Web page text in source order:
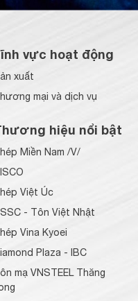
vực hoạt động
xuất
mại và dịch vụ
hiệu nổi bật
Miền Nam /V/
Việt Úc
- Tôn Việt Nhật
Vina Kyoei
Plaza - IBC
mạ VNSTEEL Thăng